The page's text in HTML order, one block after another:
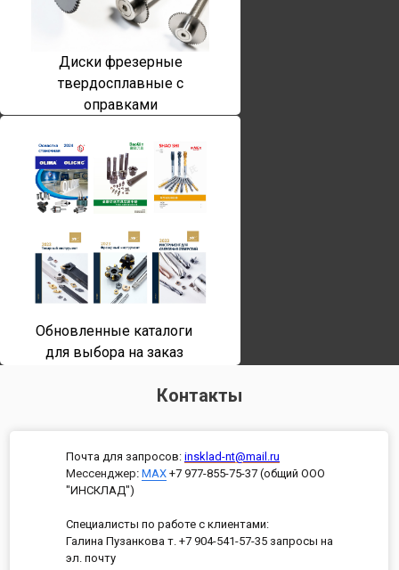
Диски фрезерные
твердосплавные с
оправками
Обновленные каталоги
для выбора на заказ
Контакты
Почта для запросов: insklad-nt@mail.ru
Мессенджер: MAX +7 977-855-75-37 (общий ООО
"ИНСКЛАД")
Специалисты по работе с клиентами:
Галина Пузанкова т. +7 904-541-57-35 запросы на
эл. почту